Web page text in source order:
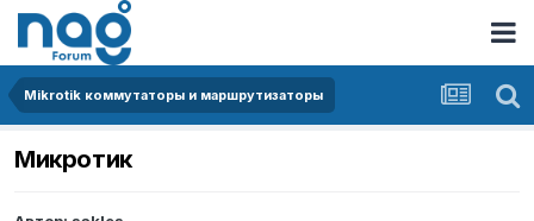
Mikrotik коммутаторы и маршрутизаторы
Микротик